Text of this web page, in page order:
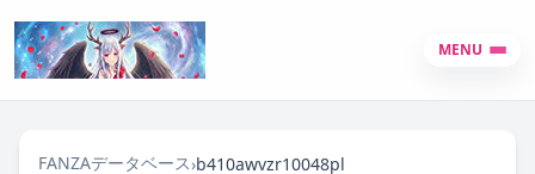
MENU
FANZAデータベース›b410awvzr10048pl